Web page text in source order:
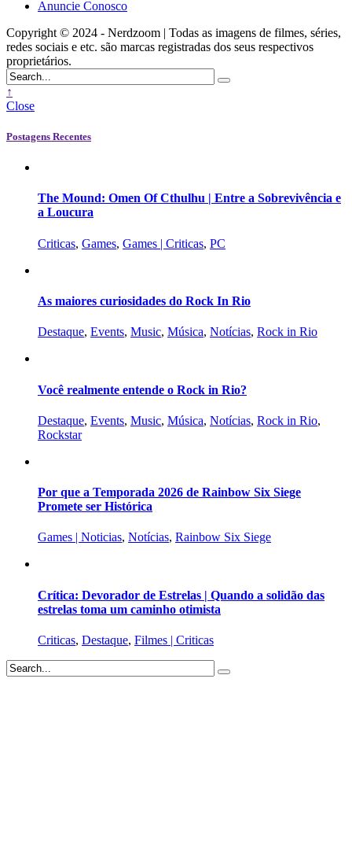
Anuncie Conosco
Copyright © 2024 - Nerdzoom | Todas as imagens de filmes, séries,
redes sociais e etc. são marcas registradas dos seus respectivos
proprietários.
↑
Close
Postagens Recentes
The Mound: Omen Of Cthulhu | Entre a Sobrevivência e
a Loucura
Criticas, Games, Games | Criticas, PC
As maiores curiosidades do Rock In Rio
Destaque, Events, Music, Música, Notícias, Rock in Rio
Você realmente entende o Rock in Rio?
Destaque, Events, Music, Música, Notícias, Rock in Rio,
Rockstar
Por que a Temporada 2026 de Rainbow Six Siege
Promete ser Histórica
Games | Noticias, Notícias, Rainbow Six Siege
Crítica: Devorador de Estrelas | Quando a solidão das
estrelas toma um caminho otimista
Criticas, Destaque, Filmes | Criticas